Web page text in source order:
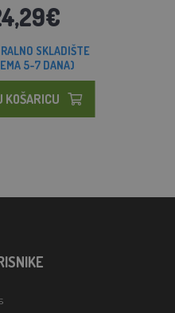
SKLADIŠTE
5-7 DANA)
KOŠARICU